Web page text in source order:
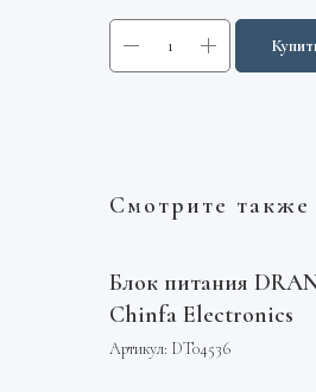
Смотрите также
Блок питания
Chinfa Electronics
Артикул: DT04536